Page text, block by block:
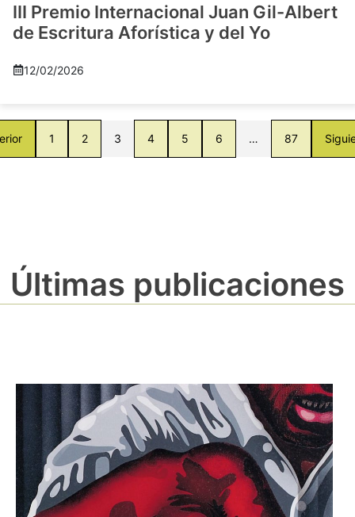
III Premio Internacional Juan Gil-Albert
de Escritura Aforística y del Yo
12/02/2026
1 2 3 4 5 6 … 87
Últimas publicaciones